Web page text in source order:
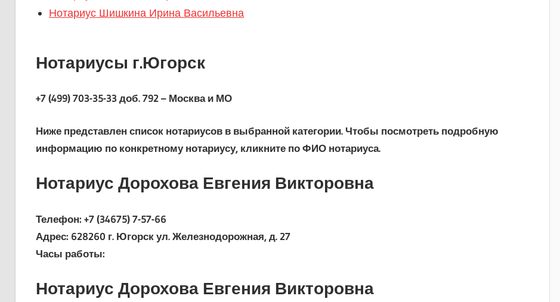
Нотариус Шишкина Ирина Васильевна
Нотариусы г.Югорск
+7 (499) 703-35-33 доб. 792 – Москва и МО
Ниже представлен список нотариусов в выбранной категории. Чтобы посмотреть подробную
информацию по конкретному нотариусу, кликните по ФИО нотариуса.
Нотариус Дорохова Евгения Викторовна
Телефон: +7 (34675) 7-57-66
Адрес: 628260 г. Югорск ул. Железнодорожная, д. 27
Часы работы:
Нотариус Дорохова Евгения Викторовна